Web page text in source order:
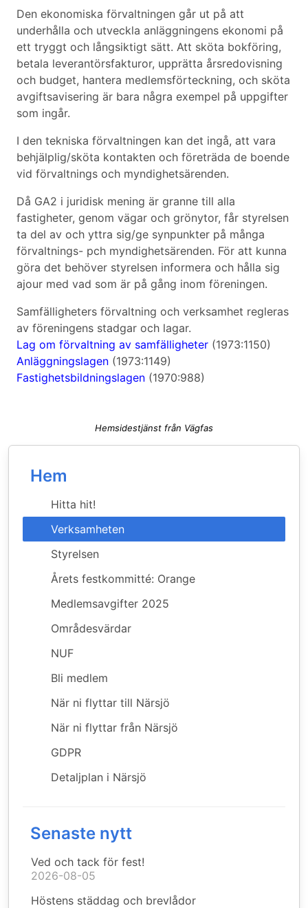
Den ekonomiska förvaltningen går ut på att
underhålla och utveckla anläggningens ekonomi på
ett tryggt och långsiktigt sätt. Att sköta bokföring,
betala leverantörsfakturor, upprätta årsredovisning
och budget, hantera medlemsförteckning, och sköta
avgiftsavisering är bara några exempel på uppgifter
som ingår.
I den tekniska förvaltningen kan det ingå, att vara
behjälplig/sköta kontakten och företräda de boende
vid förvaltnings och myndighetsärenden.
Då GA2 i juridisk mening är granne till alla
fastigheter, genom vägar och grönytor, får styrelsen
ta del av och yttra sig/ge synpunkter på många
förvaltnings- pch myndighetsärenden. För att kunna
göra det behöver styrelsen informera och hålla sig
ajour med vad som är på gång inom föreningen.
Samfälligheters förvaltning och verksamhet regleras
av föreningens stadgar och lagar.
Lag om förvaltning av samfälligheter (1973:1150)
Anläggningslagen (1973:1149)
Fastighetsbildningslagen (1970:988)
Hemsidestjänst från Vägfas
Hem
Hitta hit!
Verksamheten
Styrelsen
Årets festkommitté: Orange
Medlemsavgifter 2025
Områdesvärdar
NUF
Bli medlem
När ni flyttar till Närsjö
När ni flyttar från Närsjö
GDPR
Detaljplan i Närsjö
Senaste nytt
Ved och tack för fest!
2026-08-05
Höstens städdag och brevlådor